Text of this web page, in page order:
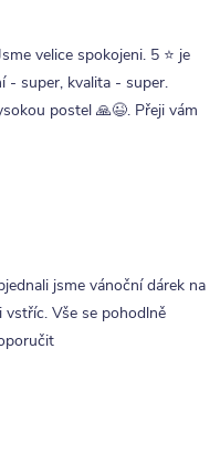
velice spokojeni. 5 ⭐ je
- super, kvalita - super.
postel 🙏😉. Přeji vám
jsme vánoční dárek na
vstříc. Vše se pohodlně